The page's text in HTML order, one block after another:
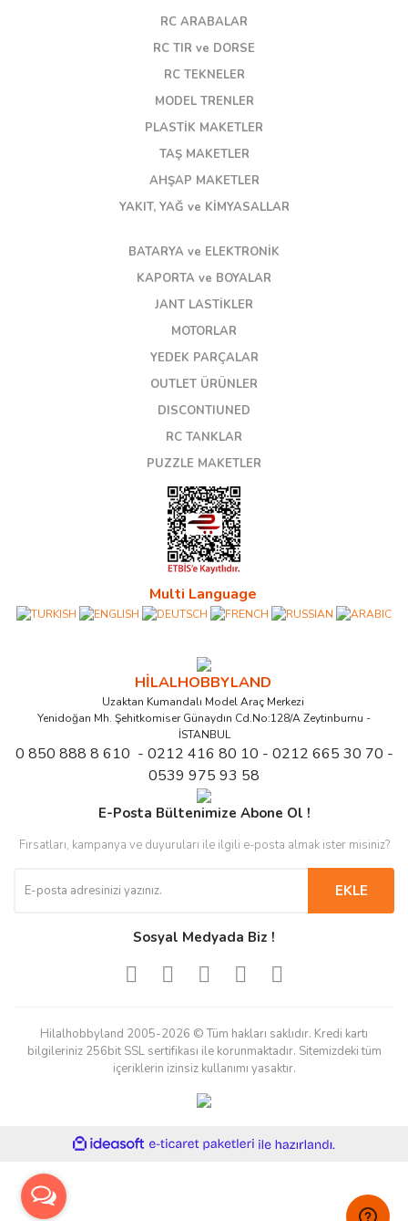
RC ARABALAR
RC TIR ve DORSE
RC TEKNELER
MODEL TRENLER
PLASTİK MAKETLER
TAŞ MAKETLER
AHŞAP MAKETLER
YAKIT, YAĞ ve KİMYASALLAR
BATARYA ve ELEKTRONİK
KAPORTA ve BOYALAR
JANT LASTİKLER
MOTORLAR
YEDEK PARÇALAR
OUTLET ÜRÜNLER
DISCONTIUNED
RC TANKLAR
PUZZLE MAKETLER
Multi Language
HİLALHOBBYLAND
Uzaktan Kumandalı Model Araç Merkezi
Yenidoğan Mh. Şehitkomiser Günaydın Cd.No:128/A Zeytinburnu -
İSTANBUL
0 850 888 8 610 - 0212 416 80 10 - 0212 665 30 70 -
0539 975 93 58
E-Posta Bültenimize Abone Ol !
Fırsatları, kampanya ve duyuruları ile ilgili e-posta almak ister misiniz?
EKLE
Sosyal Medyada Biz !
Hilalhobbyland 2005-2026 © Tüm hakları saklıdır. Kredi kartı
bilgileriniz 256bit SSL sertifikası ile korunmaktadır. Sitemizdeki tüm
içeriklerin izinsiz kullanımı yasaktır.
ideasoft
e-